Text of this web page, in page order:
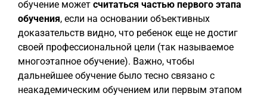
обучение может считаться частью первого этапа
обучения, если на основании объективных
доказательств видно, что ребенок еще не достиг
своей профессиональной цели (так называемое
многоэтапное обучение). Важно, чтобы
дальнейшее обучение было тесно связано с
неакадемическим обучением или первым этапом